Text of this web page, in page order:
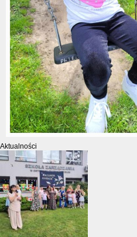
Aktualności